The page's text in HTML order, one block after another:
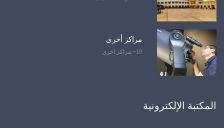
مراكز أخرى
10+ مراكز اخرى
المكتبة الإلكترونية